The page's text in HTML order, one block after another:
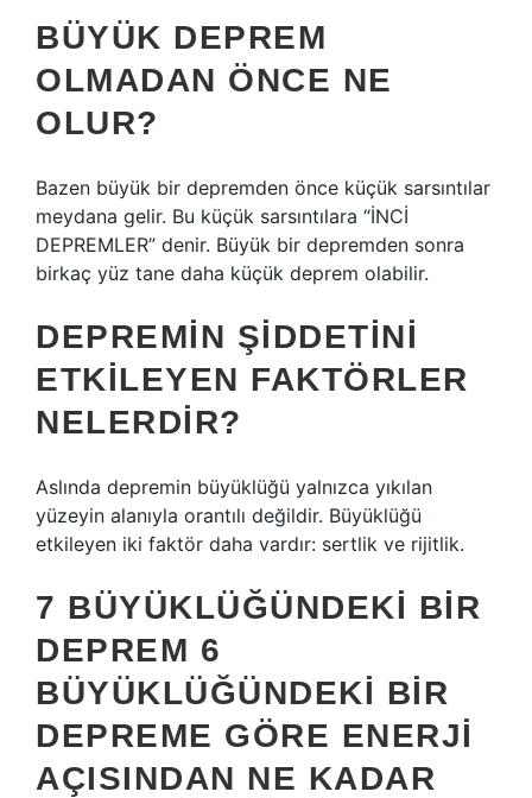
BÜYÜK DEPREM
OLMADAN ÖNCE NE
OLUR?
Bazen büyük bir depremden önce küçük sarsıntılar
meydana gelir. Bu küçük sarsıntılara “İNCİ
DEPREMLER” denir. Büyük bir depremden sonra
birkaç yüz tane daha küçük deprem olabilir.
DEPREMIN ŞIDDETINI
ETKILEYEN FAKTÖRLER
NELERDIR?
Aslında depremin büyüklüğü yalnızca yıkılan
yüzeyin alanıyla orantılı değildir. Büyüklüğü
etkileyen iki faktör daha vardır: sertlik ve rijitlik.
7 BÜYÜKLÜĞÜNDEKI BIR
DEPREM 6
BÜYÜKLÜĞÜNDEKI BIR
DEPREME GÖRE ENERJI
AÇISINDAN NE KADAR